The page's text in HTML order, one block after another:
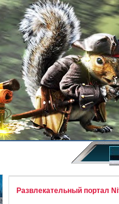
Развлекательный портал